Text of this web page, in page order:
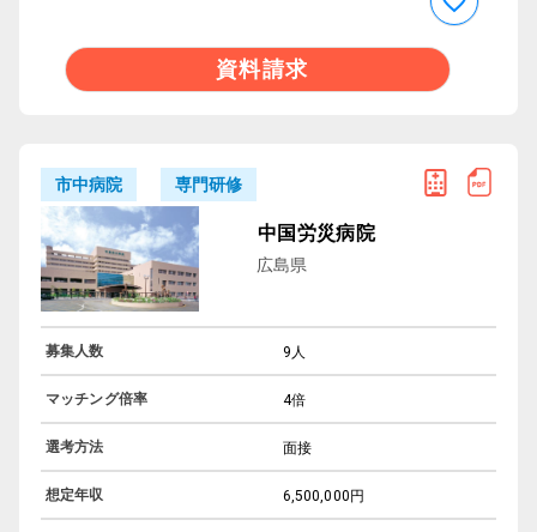
資料請求
市中病院 専門研修
中国労災病院
広島県
募集人数 9人
マッチング倍率 4倍
選考方法 面接
想定年収 6,500,000円